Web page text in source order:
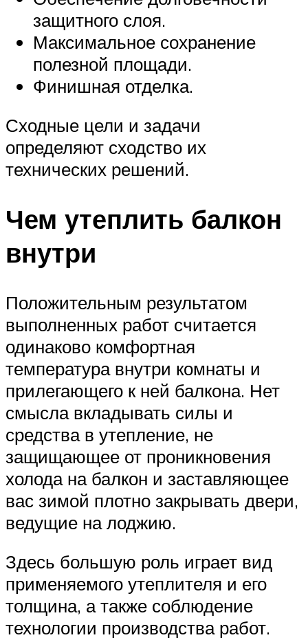
защитного слоя.
Максимальное сохранение
полезной площади.
Финишная отделка.
Сходные цели и задачи
определяют сходство их
технических решений.
Чем утеплить балкон
внутри
Положительным результатом
выполненных работ считается
одинаково комфортная
температура внутри комнаты и
прилегающего к ней балкона. Нет
смысла вкладывать силы и
средства в утепление, не
защищающее от проникновения
холода на балкон и заставляющее
вас зимой плотно закрывать двери,
ведущие на лоджию.
Здесь большую роль играет вид
применяемого утеплителя и его
толщина, а также соблюдение
технологии производства работ.